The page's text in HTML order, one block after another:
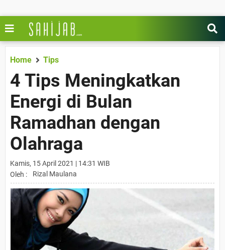
Home Tips
4 Tips Meningkatkan
Energi di Bulan
Ramadhan dengan
Olahraga
Kamis, 15 April 2021 | 14:31 WIB
Oleh :
Rizal Maulana